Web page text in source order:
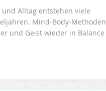
Alltag entstehen viele
Mind-Body-Methoden
und Geist wieder in Balance